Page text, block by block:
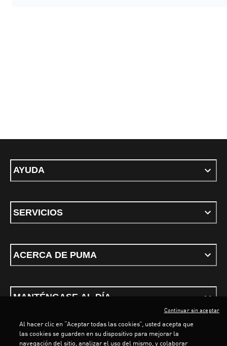
AYUDA
SERVICIOS
ACERCA DE PUMA
MANTÉNGASE AL DÍA
Al hacer clic en “Aceptar todas las cookies”, usted acepta que
las cookies se guarden en su dispositivo para mejorar la
navegación del sitio, analizar el uso del mismo, y colaborar
Continuar sin aceptar